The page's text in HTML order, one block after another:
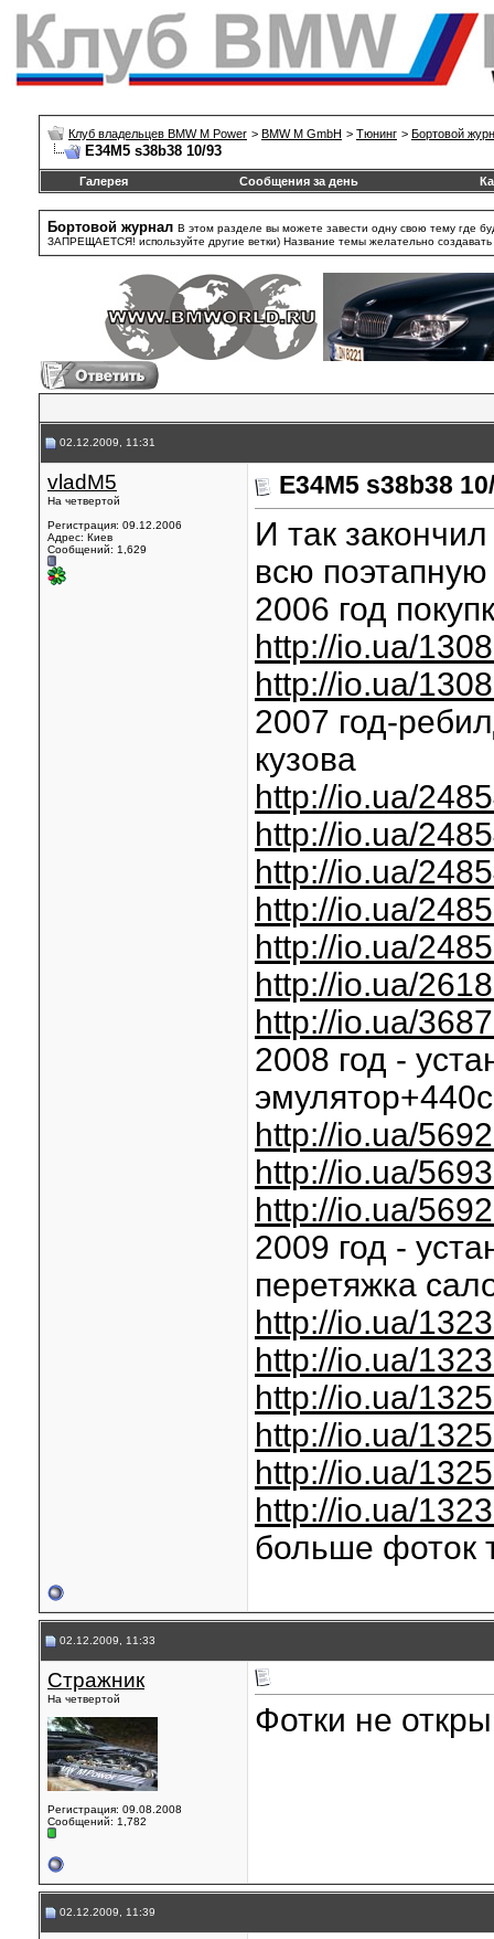
Клуб владельцев BMW M Power > BMW M GmbH > Тюнинг > Бортовой
E34M5 s38b38 10/93
Галерея Сообщения за день
Бортовой журнал В этом разделе вы можете завести одну свою тему где
ЗАПРЕЩАЕТСЯ! используйте другие ветки) Название темы желательно создавать
02.12.2009, 11:31
vladM5
На четвертой
Регистрация: 09.12.2006
Адрес: Киев
Сообщений: 1,629
E34M5 s38b38
И так
всю поэтапную
2006 год
http://io.ua/
http://io.ua/
2007 год-
кузова
http://io.ua/
http://io.ua/
http://io.ua/
http://io.ua/
http://io.ua/
http://io.ua/
http://io.ua/
2008 год -
http://io.ua/
http://io.ua/
http://io.ua/
2009 год -
перетяжка
http://io.ua/
http://io.ua/
http://io.ua/
http://io.ua/
http://io.ua/
http://io.ua/
больше фоток
02.12.2009, 11:33
Стражник
На четвертой
Регистрация: 09.08.2008
Сообщений: 1,782
Фотки не
02.12.2009, 11:39